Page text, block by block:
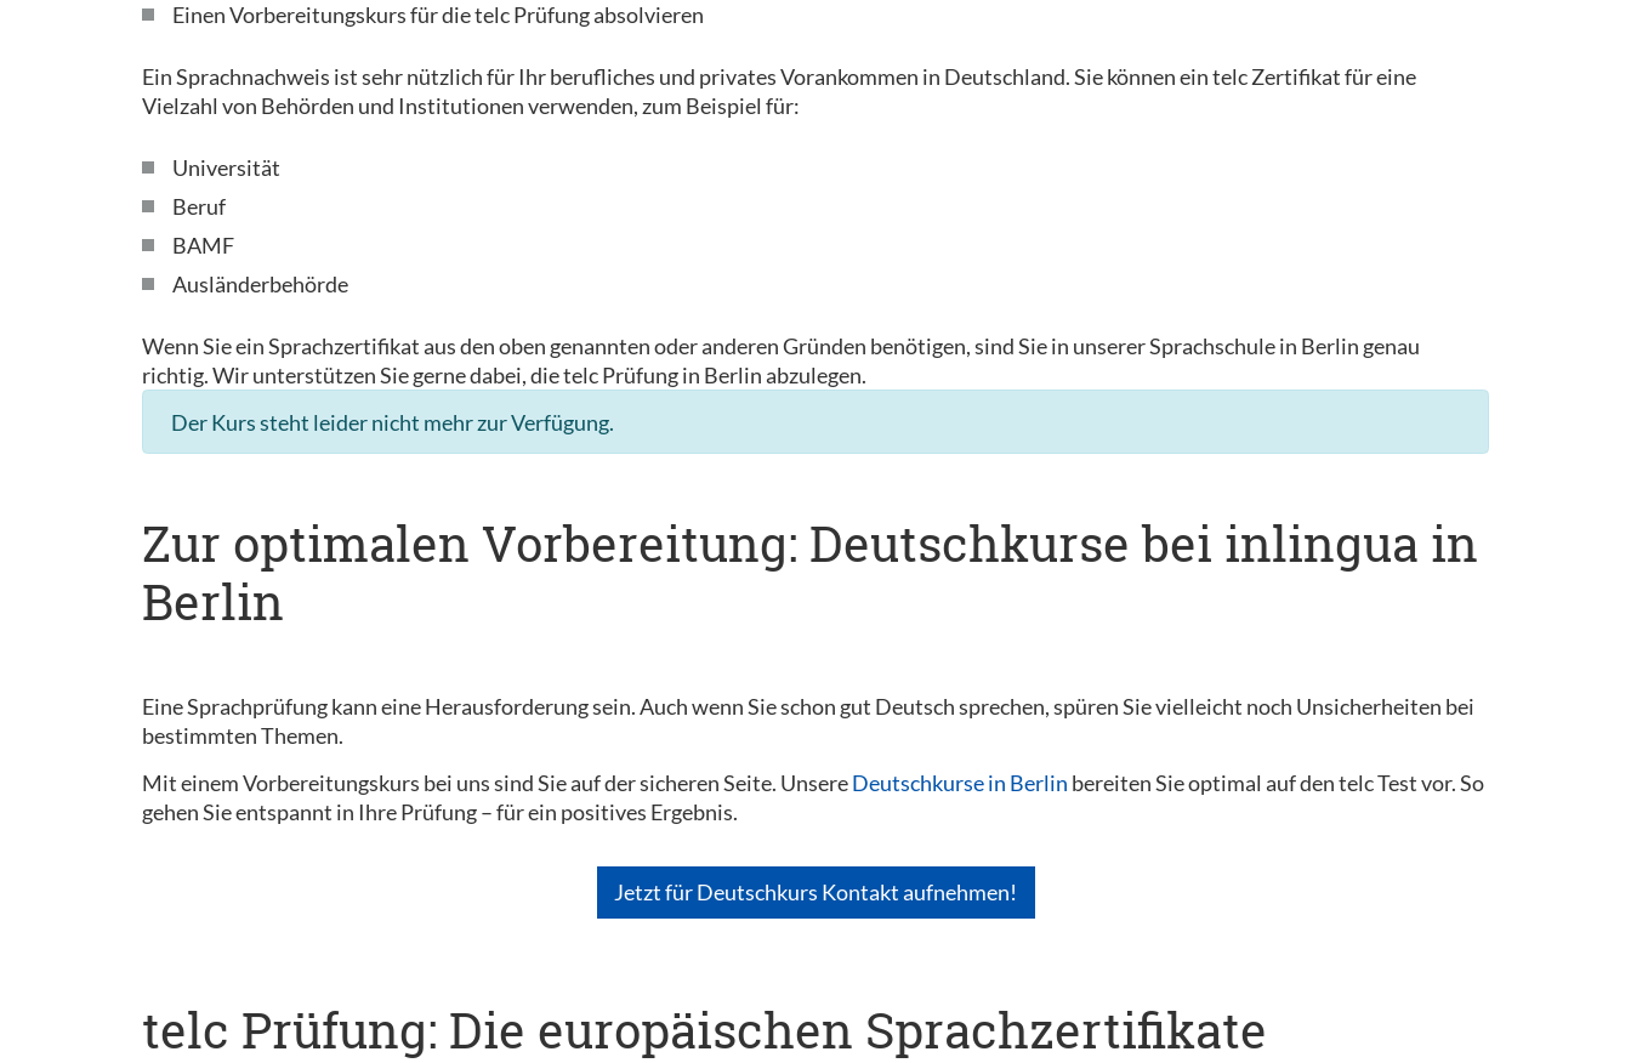
Einen Vorbereitungskurs für die telc Prüfung absolvieren
Ein Sprachnachweis ist sehr nützlich für Ihr berufliches und privates Vorankommen in Deutschland. Sie können ein telc Zertifikat für eine
Vielzahl von Behörden und Institutionen verwenden, zum Beispiel für:
Universität
Beruf
BAMF
Ausländerbehörde
Wenn Sie ein Sprachzertifikat aus den oben genannten oder anderen Gründen benötigen, sind Sie in unserer Sprachschule in Berlin genau
richtig. Wir unterstützen Sie gerne dabei, die telc Prüfung in Berlin abzulegen.
Der Kurs steht leider nicht mehr zur Verfügung.
Zur optimalen Vorbereitung: Deutschkurse bei inlingua in
Berlin
Eine Sprachprüfung kann eine Herausforderung sein. Auch wenn Sie schon gut Deutsch sprechen, spüren Sie vielleicht noch Unsicherheiten bei
bestimmten Themen.
Mit einem Vorbereitungskurs bei uns sind Sie auf der sicheren Seite. UnsereDeutschkurse in Berlin bereiten Sie optimal auf den telc Test vor. So
gehen Sie entspannt in Ihre Prüfung – für ein positives Ergebnis.
Jetzt für Deutschkurs Kontakt aufnehmen!
telc Prüfung: Die europäischen Sprachzertifikate